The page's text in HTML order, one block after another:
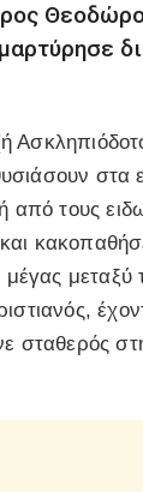
στα
από τους
μεταξύ
σταθερός